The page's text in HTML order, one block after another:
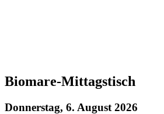
Biomare-Mittagstisch
Donnerstag, 6. August 2026